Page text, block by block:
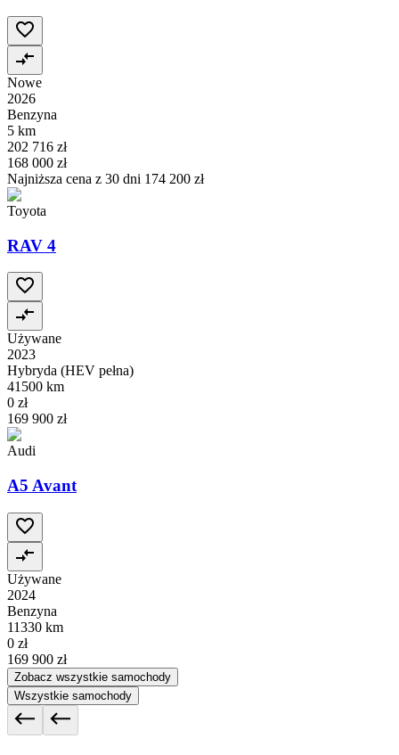
Nowe
2026
Benzyna
5 km
202 716 zł
168 000 zł
Najniższa cena z 30 dni 174 200 zł
Toyota
RAV 4
Używane
2023
Hybryda (HEV pełna)
41500 km
0 zł
169 900 zł
Audi
A5 Avant
Używane
2024
Benzyna
11330 km
0 zł
169 900 zł
Zobacz wszystkie samochody
Wszystkie samochody